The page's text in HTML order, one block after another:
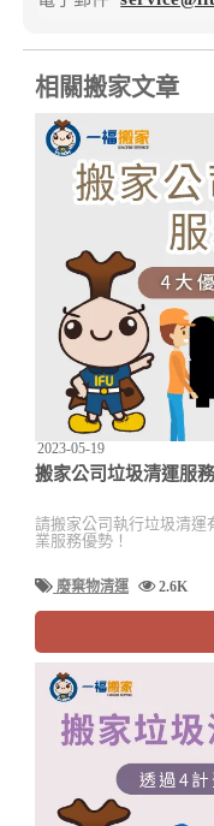
相關搬家文章
2023-05-19
搬家公司垃圾清運服
請搬家公司執行垃圾清運
業服務優勢！
廢棄物清運 2.6K